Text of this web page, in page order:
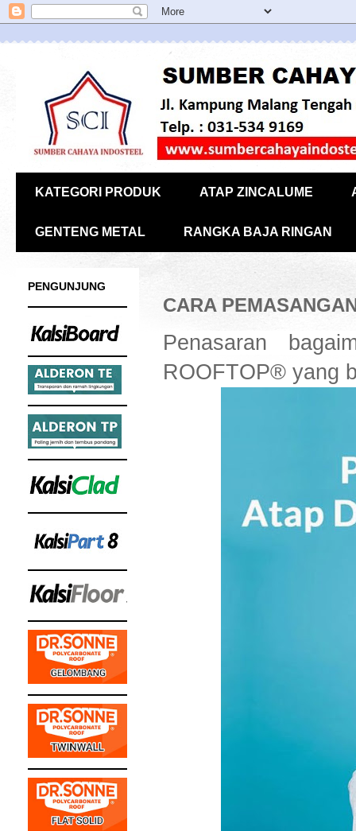
KATEGORI PRODUK ATAP ZINCALUME
GENTENG METAL RANGKA BAJA RINGAN
CARA
Penasaran
ROOFTOP® yang
PENGUNJUNG